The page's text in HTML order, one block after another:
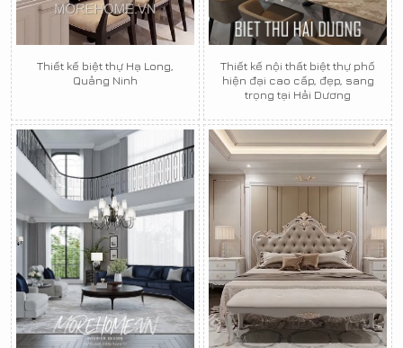
Thiết kế biệt thự Hạ Long,
Quảng Ninh
Thiết kế nội thất biệt thự phố
hiện đại cao cấp, đẹp, sang
trọng tại Hải Dương